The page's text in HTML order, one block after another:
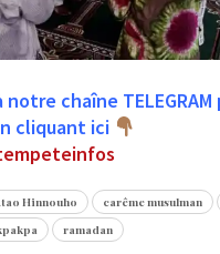
chaîne TELEGRAM
cliquant ici
Hinnouho carême musulman
ramadan